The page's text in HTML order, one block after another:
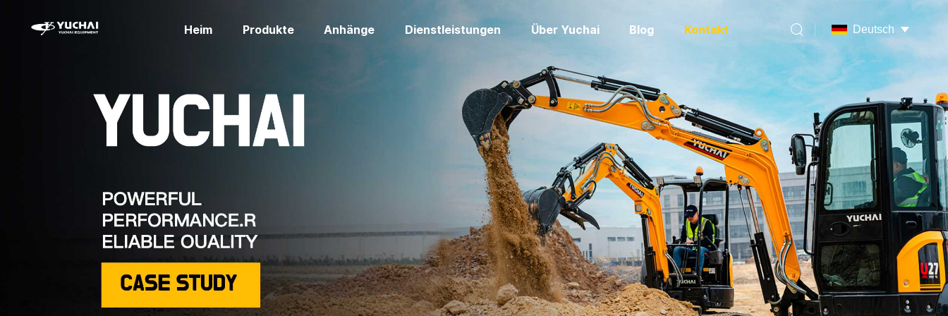
Heim Produkte Anhänge Dienstleistungen Über Yuchai Blog Kontakt Deutsch